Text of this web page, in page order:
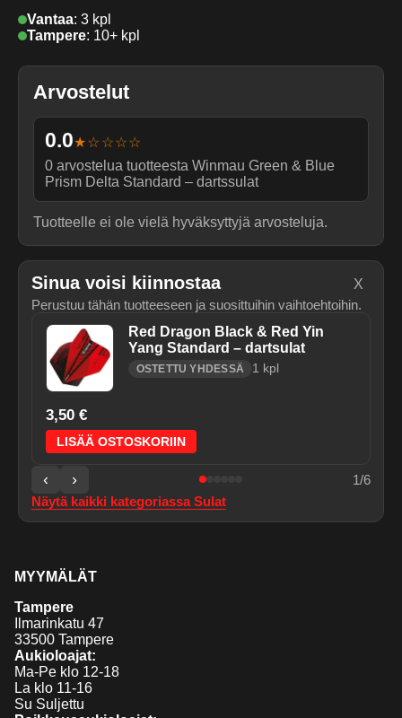
Arvostelut
0.0★☆☆☆☆
0 arvostelua tuotteesta Winmau Green & Blue
Prism Delta Standard – dartssulat
Tuotteelle ei ole vielä hyväksyttyjä arvosteluja.
Vantaa: 3 kpl
Tampere: 10+ kpl
Sinua voisi kiinnostaa
Perustuu tähän tuotteeseen ja suosittuihin vaihtoehtoihin.
X
Red Dragon Black & Red Yin
Yang Standard – dartsulat
OSTETTU YHDESSÄ 1 kpl
3,50 €
LISÄÄ OSTOSKORIIN
‹ › 1/6
Näytä kaikki kategoriassaSulat
MYYMÄLÄT
Tampere
Ilmarinkatu 47
33500 Tampere
Aukioloajat:
Ma-Pe klo 12-18
La klo 11-16
Su Suljettu